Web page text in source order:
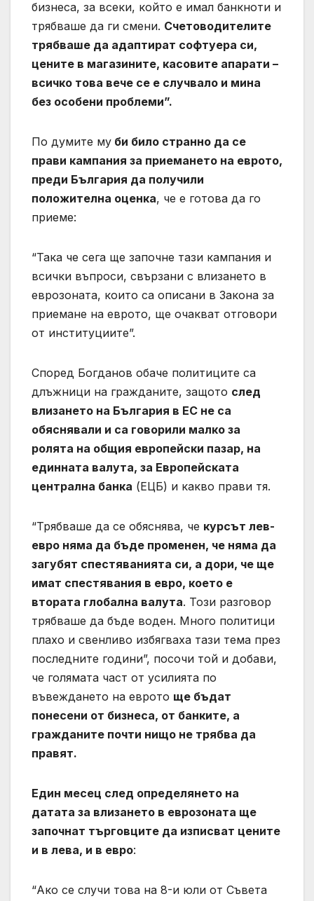
бизнеса, за всеки, който е имал банкноти и
трябваше да ги смени. Счетоводителите
трябваше да адаптират софтуера си,
цените в магазините, касовите апарати –
всичко това вече се е случвало и мина
без особени проблеми”.
По думите му би било странно да се
прави кампания за приемането на еврото,
преди България да получили
положителна оценка, че е готова да го
приеме:
“Така че сега ще започне тази кампания и
всички въпроси, свързани с влизането в
еврозоната, които са описани в Закона за
приемане на еврото, ще очакват отговори
от институциите”.
Според Богданов обаче политиците са
длъжници на гражданите, защото след
влизането на България в ЕС не са
обяснявали и са говорили малко за
ролята на общия европейски пазар, на
единната валута, за Европейската
централна банка (ЕЦБ) и какво прави тя.
“Трябваше да се обяснява, че курсът лев-
евро няма да бъде променен, че няма да
загубят спестяванията си, а дори, че ще
имат спестявания в евро, което е
втората глобална валута. Този разговор
трябваше да бъде воден. Много политици
плахо и свенливо избягваха тази тема през
последните години”, посочи той и добави,
че голямата част от усилията по
въвеждането на еврото ще бъдат
понесени от бизнеса, от банките, а
гражданите почти нищо не трябва да
правят.
Един месец след определянето на
датата за влизането в еврозоната ще
започнат търговците да изписват цените
и в лева, и в евро:
“Ако се случи това на 8-и юли от Съвета